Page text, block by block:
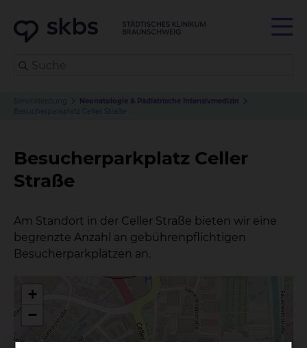
Serviceleistung
Neonatologie & Pädiatrische Intensivmedizin
Besucherparkplatz Celler Straße
Besucherparkplatz Celler
Straße
Am Standort in der Celler Straße bieten wir eine
begrenzte Anzahl an gebührenpflichtigen
Besucherparkplätzen an.
+
−